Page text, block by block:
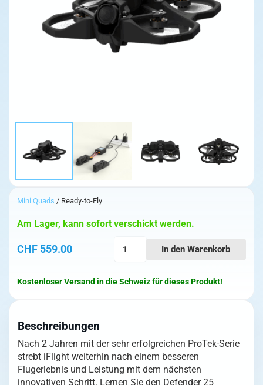
Mini Quads / Ready-to-Fly
CHF 559.00
Am Lager, kann sofort verschickt werden.
Kostenloser Versand in die Schweiz für dieses Produkt!
4S
In den Warenkorb
Beschreibungen
Nach 2 Jahren mit der sehr erfolgreichen ProTek-Serie
strebt iFlight weiterhin nach einem besseren
Flugerlebnis und Leistung mit dem nächsten
innovativen Schritt. Lernen Sie den Defender 25